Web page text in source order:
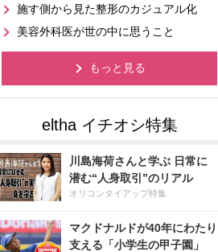
施す側から見た整形のカジュアル化
美容外科医が世の中に思うこと
もっと見る
川島海荷さんと学ぶ 日常に
潜む“人身取引”のリアル
オリコンタイアップ特集
マクドナルドが40年にわたり
支える「小学生の甲子園」